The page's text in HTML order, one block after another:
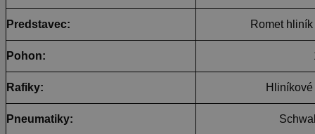
Predstavec: Romet
Pohon:
Rafiky:
Pneumatiky: